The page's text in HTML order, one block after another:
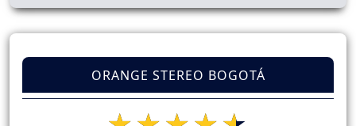
ORANGE STEREO BOGOTÁ